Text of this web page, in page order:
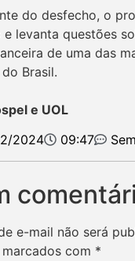
do desfecho, o
levanta questões
de uma das
Brasil.
e UOL
2024 09:47
e-mail não será
com *